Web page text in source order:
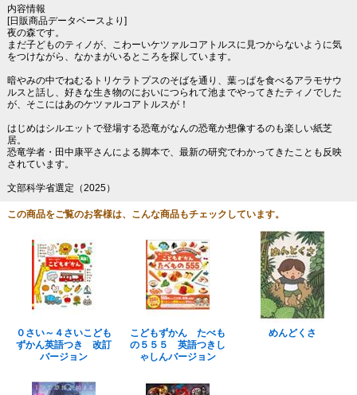
内容情報
[日販商品データベースより]
夜の森です。
まだ子どものティノが、こわーいケツァルコアトルスに見つからないように気
をつけながら、なかまがいるところを探しています。
暗やみの中でねむるトリケラトプスのそばを通り、葉っぱを食べるアラモサウ
ルスと話し、好きな生き物のにおいにつられて池までやってきたティノでした
が、そこにはあのケツァルコアトルスが！
はじめはシルエットで登場する恐竜がなんの恐竜か想像するのも楽しい紙芝
居。
恐竜学者・田中康平さんによる脚本で、最新の研究でわかってきたことも反映
されています。
文部科学省選定（2025）
この商品をご覧のお客様は、こんな商品もチェックしています。
０さい～４さいこども
ずかん英語つき 改訂
バージョン
こどもずかん たべも
の５５５ 英語つきし
ゃしんバージョン
めんどくさ